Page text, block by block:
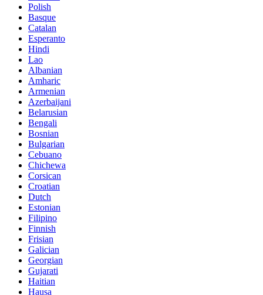
Polish
Basque
Catalan
Esperanto
Hindi
Lao
Albanian
Amharic
Armenian
Azerbaijani
Belarusian
Bengali
Bosnian
Bulgarian
Cebuano
Chichewa
Corsican
Croatian
Dutch
Estonian
Filipino
Finnish
Frisian
Galician
Georgian
Gujarati
Haitian
Hausa